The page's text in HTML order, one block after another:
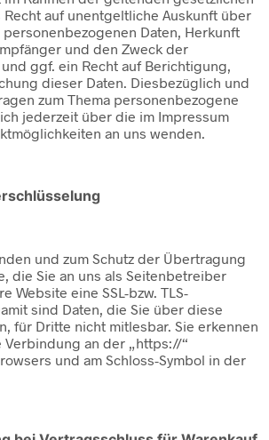
auf unentgeltliche Auskunft über
Daten, Herkunft
und den Zweck der
ggf. ein Recht auf Berichtigung,
dieser Daten. Diesbezüglich und
zum Thema personenbezogene
jederzeit über die im Impressum
an uns wenden.
und zum Schutz der Übertragung
die Sie an uns als Seitenbetreiber
Website eine SSL-bzw. TLS-
sind Daten, die Sie über diese
für Dritte nicht mitlesbar. Sie erkennen
an der „https://“
und am Schloss-Symbol in der